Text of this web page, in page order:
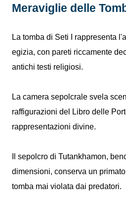
Meraviglie delle
La tomba di Seti I rappresenta
egizia, con pareti riccamente
antichi testi religiosi.
La camera sepolcrale svela
raffigurazioni del Libro delle
rappresentazioni divine.
Il sepolcro di Tutankhamon,
dimensioni, conserva un
tomba mai violata dai predatori.